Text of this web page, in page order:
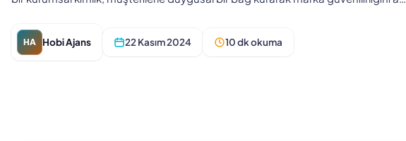
HA Hobi Ajans 22 Kasım 2024 10 dk okuma